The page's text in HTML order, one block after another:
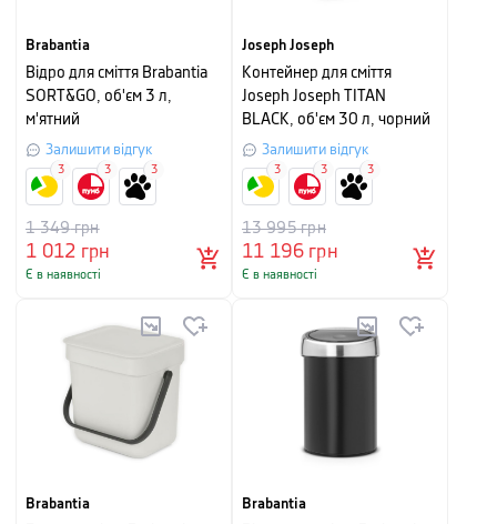
Brabantia
Відро для сміття Brabantia
SORT&GO, об'єм 3 л,
м'ятний
Залишити відгук
1 012 грн
1 349грн
Є в наявності
3 3 3
Joseph Joseph
Контейнер для сміття
Joseph Joseph TITAN
BLACK, об'єм 30 л, чорний
Залишити відгук
11 196грн
13 995грн
Є в наявності
3 3 3
Brabantia
Brabantia